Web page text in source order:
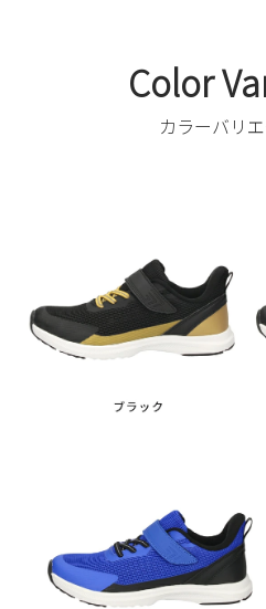
Color
カラーバリ